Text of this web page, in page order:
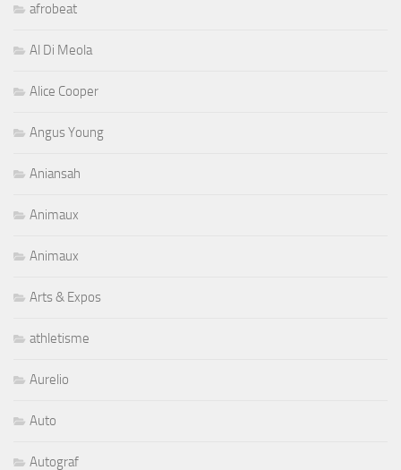
afrobeat
Al Di Meola
Alice Cooper
Angus Young
Aniansah
Animaux
Animaux
Arts & Expos
athletisme
Aurelio
Auto
Autograf